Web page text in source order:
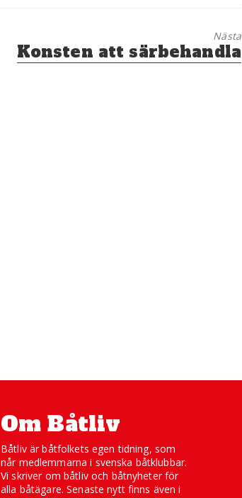
Nästa
Nästa
inlägg:
Konsten att särbehandla
Om Båtliv
Båtliv är båtfolkets egen tidning, som
når medlemmarna i svenska båtklubbar.
Vi skriver om båtliv och båtnyheter för
alla båtägare. Senaste nytt finns även i